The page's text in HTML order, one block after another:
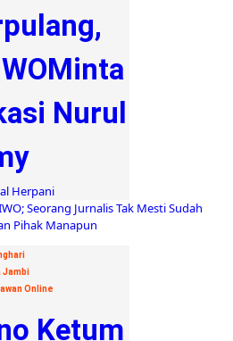
Nurul
Herpani
Jambi
Online
Ketum